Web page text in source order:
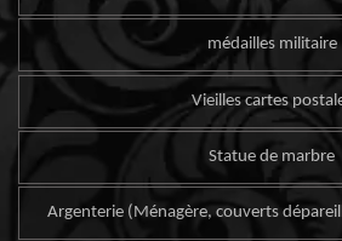
médailles militaire
Vieilles cartes
Statue de marbre
Argenterie (Ménagère, couverts